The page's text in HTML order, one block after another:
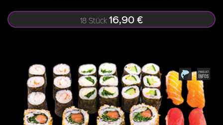
18 Stück 16,90 €